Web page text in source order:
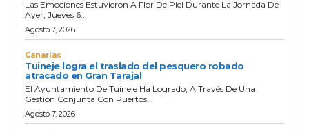
Las Emociones Estuvieron A Flor De Piel Durante La Jornada De
Ayer, Jueves 6...
Agosto 7, 2026
Canarias
Tuineje logra el traslado del pesquero robado
atracado en Gran Tarajal
El Ayuntamiento De Tuineje Ha Logrado, A Través De Una
Gestión Conjunta Con Puertos...
Agosto 7, 2026